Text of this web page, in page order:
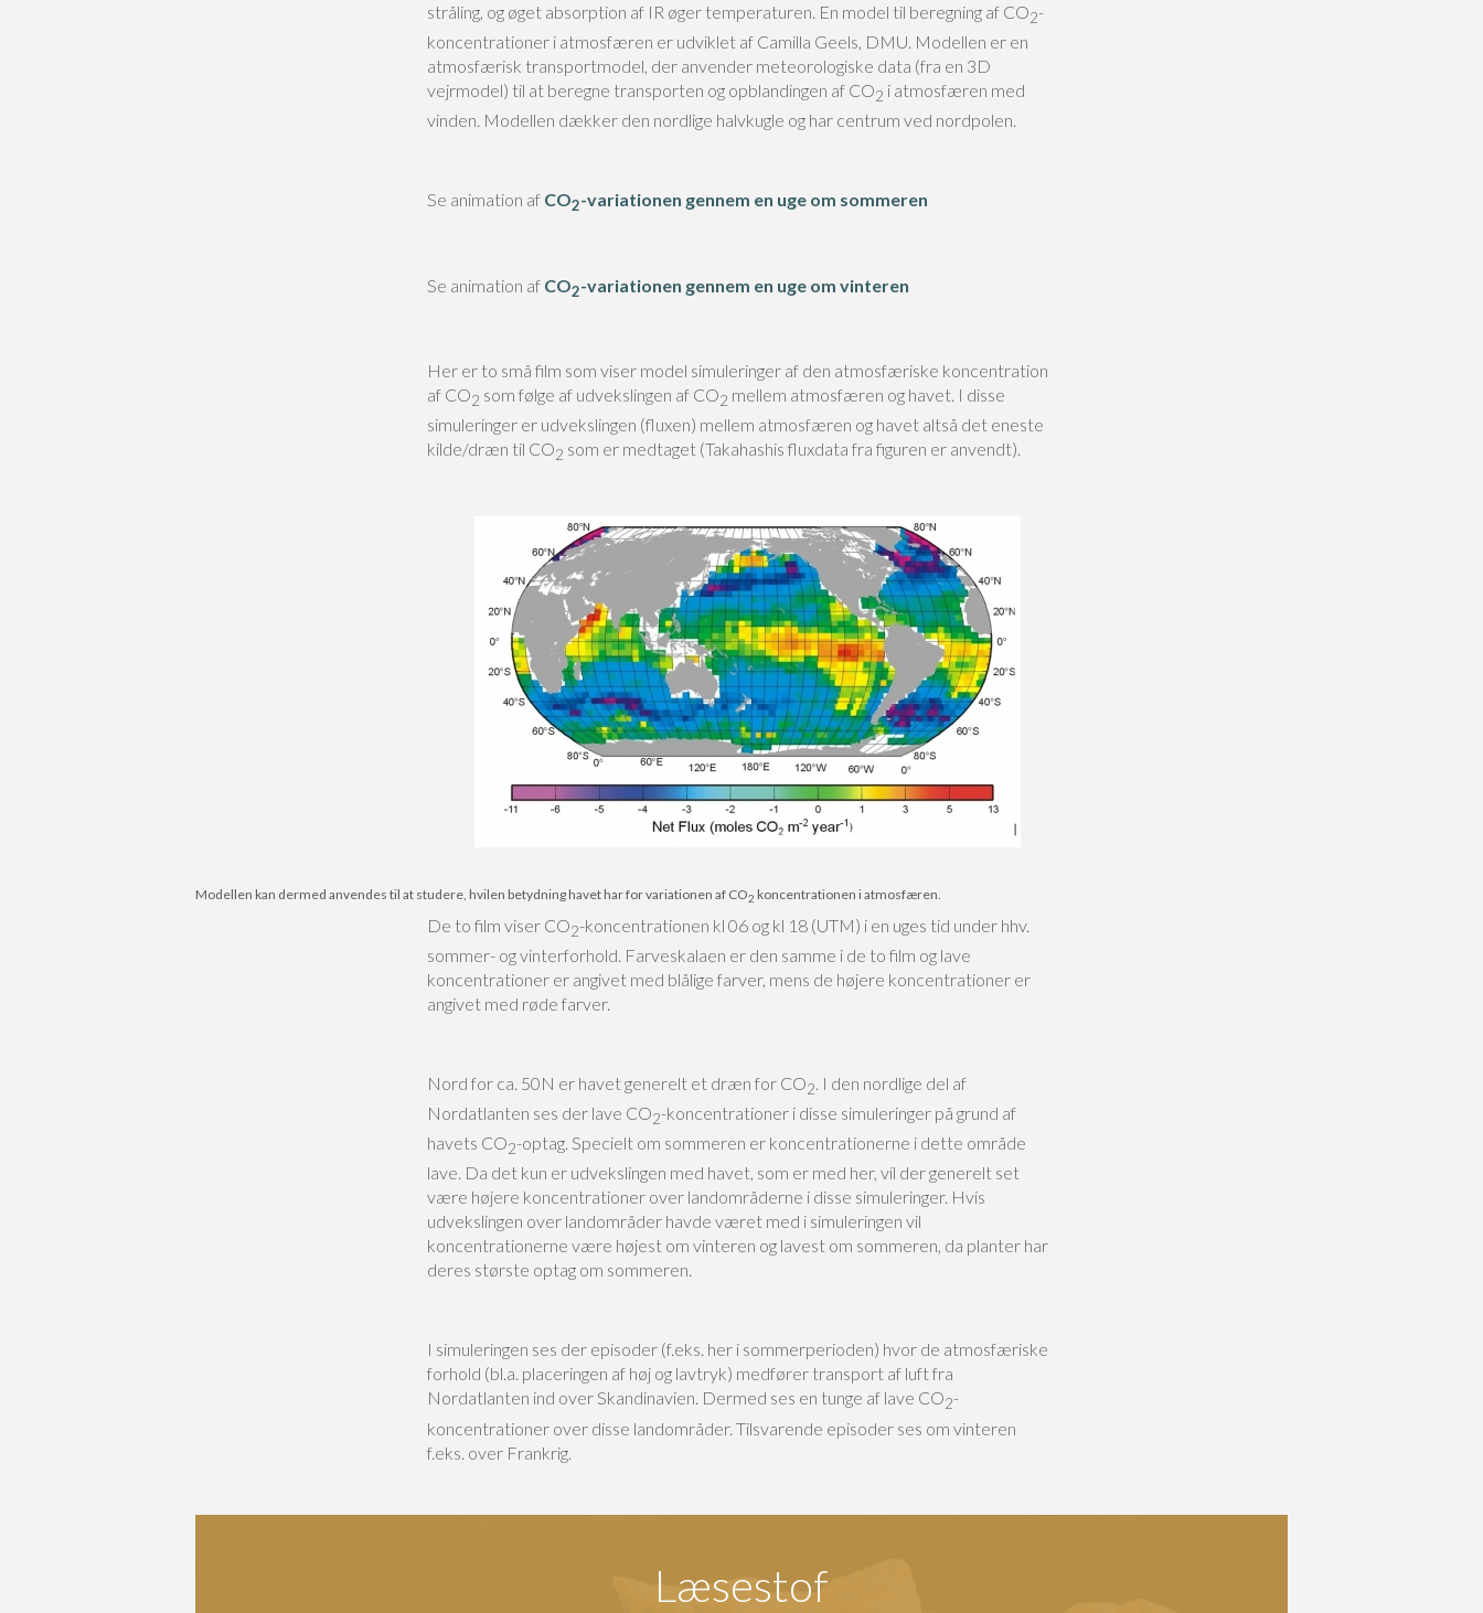
stråling, og øget absorption af IR øger temperaturen. En model til beregning af CO2-
koncentrationer i atmosfæren er udviklet af Camilla Geels, DMU. Modellen er en
atmosfærisk transportmodel, der anvender meteorologiske data (fra en 3D
vejrmodel) til at beregne transporten og opblandingen af CO2 i atmosfæren med
vinden. Modellen dækker den nordlige halvkugle og har centrum ved nordpolen.
Se animation af CO2-variationen gennem en uge om sommeren
Se animation af CO2-variationen gennem en uge om vinteren
Her er to små film som viser model simuleringer af den atmosfæriske koncentration
af CO2 som følge af udvekslingen af CO2 mellem atmosfæren og havet. I disse
simuleringer er udvekslingen (fluxen) mellem atmosfæren og havet altså det eneste
kilde/dræn til CO2 som er medtaget (Takahashis fluxdata fra figuren er anvendt).
Modellen kan dermed anvendes til at studere, hvilen betydning havet har for variationen af CO2 koncentrationen i atmosfæren.
De to film viser CO2-koncentrationen kl 06 og kl 18 (UTM) i en uges tid under hhv.
sommer- og vinterforhold. Farveskalaen er den samme i de to film og lave
koncentrationer er angivet med blålige farver, mens de højere koncentrationer er
angivet med røde farver.
Nord for ca. 50N er havet generelt et dræn for CO2 . I den nordlige del af
Nordatlanten ses der lave CO2-koncentrationer i disse simuleringer på grund af
havets CO2-optag. Specielt om sommeren er koncentrationerne i dette område
lave. Da det kun er udvekslingen med havet, som er med her, vil der generelt set
være højere koncentrationer over landområderne i disse simuleringer. Hvis
udvekslingen over landområder havde været med i simuleringen vil
koncentrationerne være højest om vinteren og lavest om sommeren, da planter har
deres største optag om sommeren.
I simuleringen ses der episoder (f.eks. her i sommerperioden) hvor de atmosfæriske
forhold (bl.a. placeringen af høj og lavtryk) medfører transport af luft fra
Nordatlanten ind over Skandinavien. Dermed ses en tunge af lave CO2-
koncentrationer over disse landområder. Tilsvarende episoder ses om vinteren
f.eks. over Frankrig.
Læsestof